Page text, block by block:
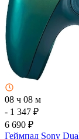
08 ч 08 м
- 1 347 ₽
6 690 ₽
Геймпад Sony